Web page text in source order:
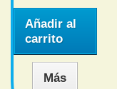
Añadir al
carrito
Más